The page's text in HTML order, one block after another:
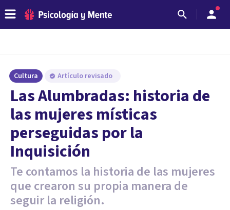
Cultura Artículo revisado
Las Alumbradas: historia de
las mujeres místicas
perseguidas por la
Inquisición
Te contamos la historia de las mujeres
que crearon su propia manera de
seguir la religión.